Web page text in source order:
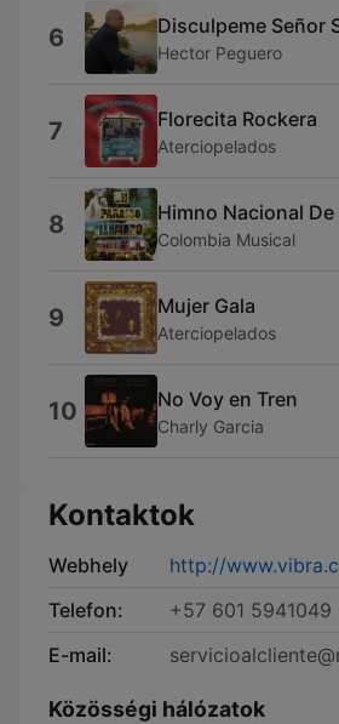
6 Disculpeme Señor
Hector Peguero
7 Florecita Rockera
Aterciopelados
8 Himno Nacional
Colombia Musical
9 Mujer Gala
Aterciopelados
10 No Voy en Tren
Charly Garcia
Kontaktok
Webhely
http://
Telefon:
+57 601 5941049
E-mail:
Közösségi hálózatok